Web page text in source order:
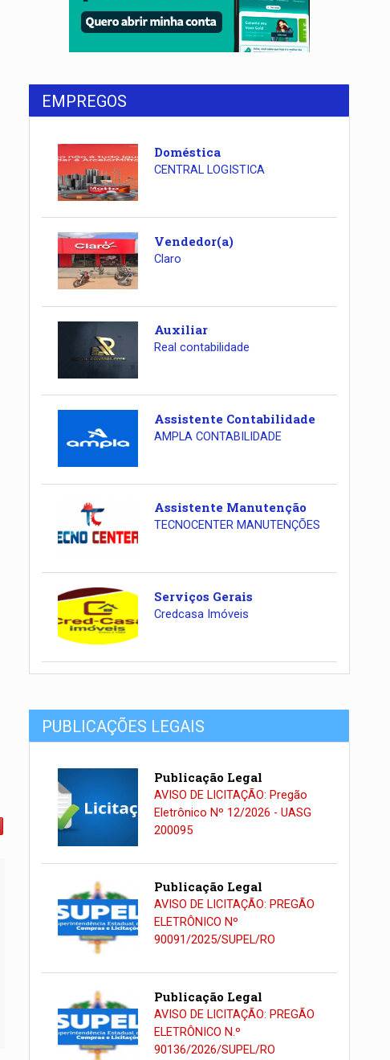
EMPREGOS
Doméstica
CENTRAL LOGISTICA
Vendedor(a)
Claro
Auxiliar
Real contabilidade
Assistente Contabilidade
AMPLA CONTABILIDADE
Assistente Manutenção
TECNOCENTER MANUTENÇÕES
Serviços Gerais
Credcasa Imóveis
PUBLICAÇÕES LEGAIS
Publicação Legal
AVISO DE LICITAÇÃO: Pregão
Eletrônico Nº 12/2026 - UASG
200095
Publicação Legal
AVISO DE LICITAÇÃO: PREGÃO
ELETRÔNICO Nº
90091/2025/SUPEL/RO
Publicação Legal
AVISO DE LICITAÇÃO: PREGÃO
ELETRÔNICO N.º
90136/2026/SUPEL/RO